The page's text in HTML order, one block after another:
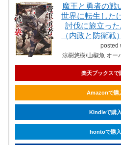
魔王と勇者の
世界に転生した
討伐に旅立っ
（内政と防衛戦
posted
涼樹悠樹/山椒魚 オー
楽天ブックスで
Amazonで購
Kindleで購入
hontoで購入